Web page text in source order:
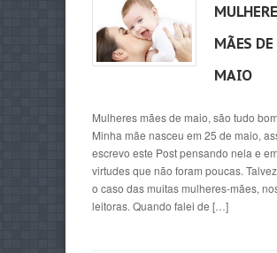
MÃES DE
MAIO
Mulheres mães de maio, são tudo
Minha mãe nasceu em 25 de maio,
escrevo este Post pensando nela e
virtudes que não foram poucas.
o caso das muitas mulheres-mães,
leitoras. Quando falei de […]